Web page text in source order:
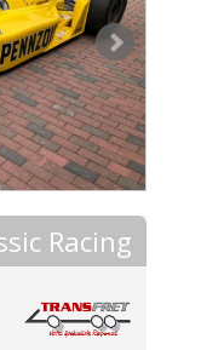
Racing